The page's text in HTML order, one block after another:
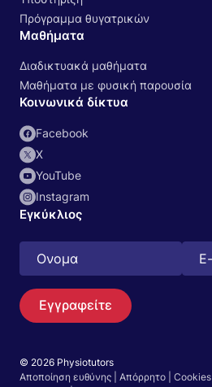
Πρόγραμμα θυγατρικών
Μαθήματα
Διαδικτυακά μαθήματα
Μαθήματα με φυσική παρουσία
Κοινωνικά δίκτυα
Facebook
Χ
YouTube
Instagram
Εγκύκλιος
Εγγραφείτε
© 2026 Physiotutors
Αποποίηση ευθύνης
Απόρρητο Cookies